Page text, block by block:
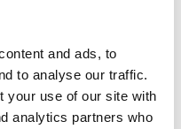
and ads, to
to analyse our traffic.
your use of our site with
analytics partners who
und EPC Group
für die
in Bitterfeld